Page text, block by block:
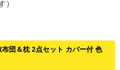
）
布団＆枕 2点セット カバー付 色